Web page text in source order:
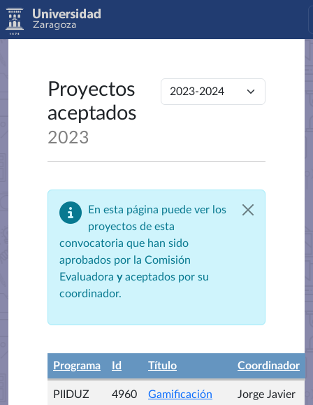
Proyectos
aceptados
2023
En esta página puede ver los
proyectos de esta
convocatoria que han sido
aprobados por la Comisión
Evaluadora yaceptados por su
coordinador.
Programa Id Título Coordinador
PIIDUZ 4960
Gamificación
Jorge Javier